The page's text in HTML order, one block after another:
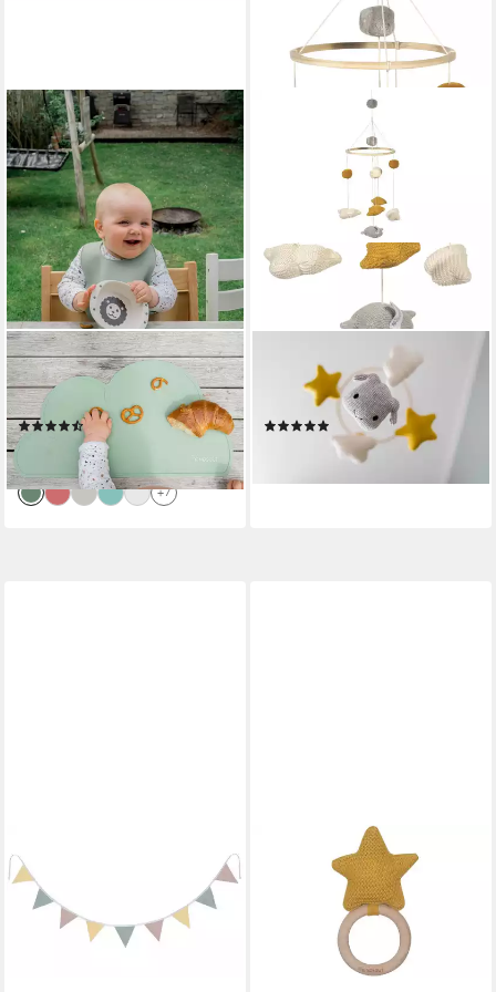
KINDSGUT
Platzset Platzdeckchen Wolke,
umweltfreundlich, Pistazie
(2)
13,99 €
lieferbar - in 2-3 Werktagen bei dir
+7
Mobile, mit gehäkelten
Motiven aus 100% Baumwolle
(1)
lieferbar - in 2-3 Werktagen bei dir